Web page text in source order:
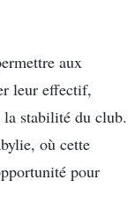
aux
leur effectif,
la stabilité du club.
où cette
pour